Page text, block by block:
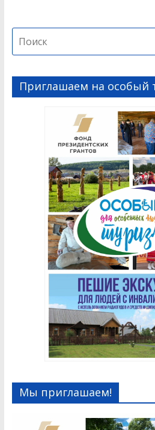
Приглашаем на особый
Мы приглашаем!